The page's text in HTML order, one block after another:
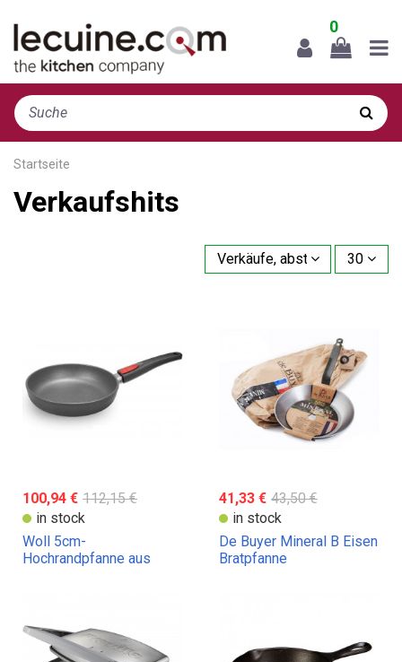
0
Startseite
Verkaufshits
Verkäufe, absteigend sortiert
30
100,94 € 112,15 €
in stock
Woll 5cm-
Hochrandpfanne aus
41,33 € 43,50 €
in stock
De Buyer Mineral B Eisen
Bratpfanne